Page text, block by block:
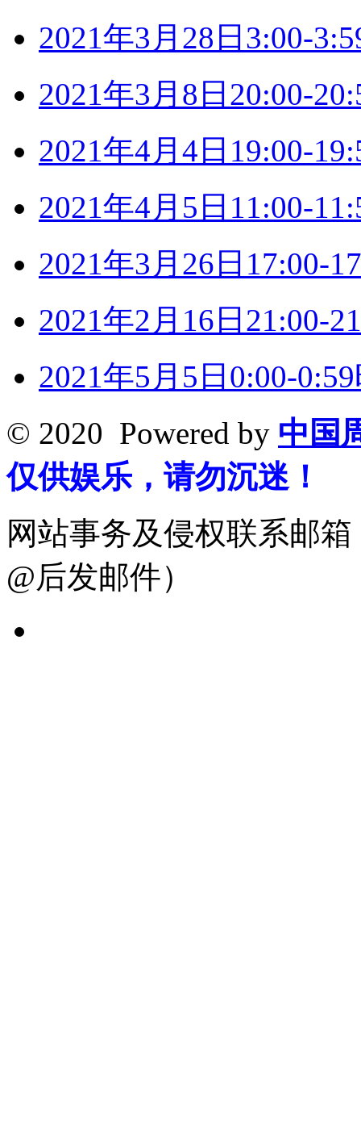
2021年3月28日3:00-
2021年3月8日20:00-
2021年4月4日19:00-
2021年4月5日11:00-
2021年3月26日17:00-
2021年2月16日21:00-
2021年5月5日0:00-
© 2020 Powered by 中国
仅供娱乐，请勿沉迷！
网站事务及侵权联系邮箱
@后发邮件）